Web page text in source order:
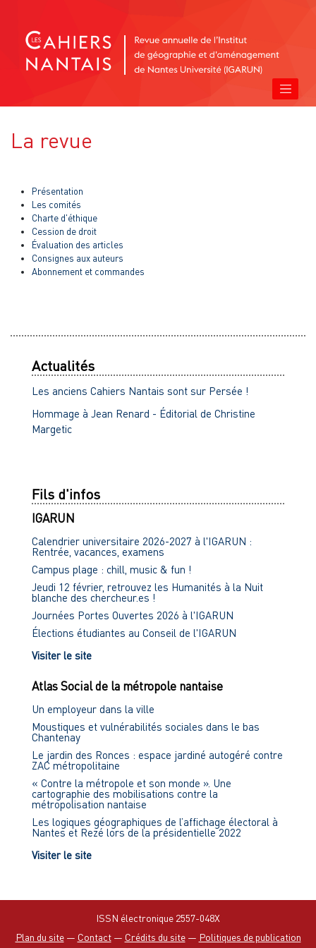
La revue
Présentation
Les comités
Charte d'éthique
Cession de droit
Évaluation des articles
Consignes aux auteurs
Abonnement et commandes
Actualités
Les anciens Cahiers Nantais sont sur Persée !
Hommage à Jean Renard - Éditorial de Christine
Margetic
Fils d'infos
IGARUN
Calendrier universitaire 2026-2027 à l'IGARUN :
Rentrée, vacances, examens
Campus plage : chill, music & fun !
Jeudi 12 février, retrouvez les Humanités à la Nuit
blanche des chercheur.es !
Journées Portes Ouvertes 2026 à l'IGARUN
Élections étudiantes au Conseil de l'IGARUN
Visiter le site
Atlas Social de la métropole nantaise
Un employeur dans la ville
Moustiques et vulnérabilités sociales dans le bas
Chantenay
Le jardin des Ronces : espace jardiné autogéré contre
ZAC métropolitaine
« Contre la métropole et son monde ». Une
cartographie des mobilisations contre la
métropolisation nantaise
Les logiques géographiques de l’affichage électoral à
Nantes et Rezé lors de la présidentielle 2022
Visiter le site
ISSN électronique 2557-048X
Plan du site— Contact— Crédits du site— Politiques de publication